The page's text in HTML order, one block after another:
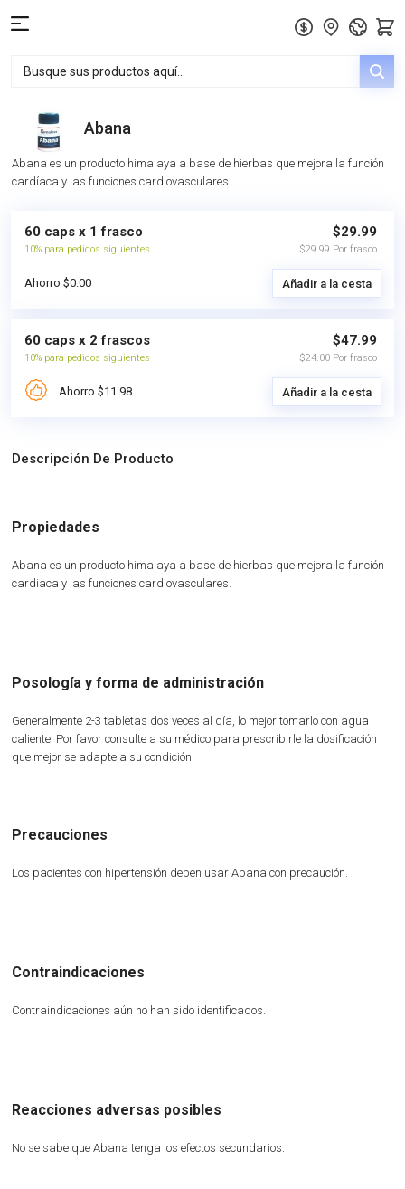
Abana
Abana es un producto himalaya a base de hierbas que mejora la función
cardíaca y las funciones cardiovasculares.
60 caps x 1 frasco
10% para pedidos siguientes
$29.99
$29.99 Por frasco
Ahorro $0.00 Añadir a la cesta
60 caps x 2 frascos
10% para pedidos siguientes
$47.99
$24.00 Por frasco
Ahorro $11.98 Añadir a la cesta
Descripción De Producto
Propiedades
Abana es un producto himalaya a base de hierbas que mejora la función
cardiaca y las funciones cardiovasculares.
Posología y forma de administración
Generalmente 2-3 tabletas dos veces al día, lo mejor tomarlo con agua
caliente. Por favor consulte a su médico para prescribirle la dosificación
que mejor se adapte a su condición.
Precauciones
Los pacientes con hipertensión deben usar Abana con precaución.
Contraindicaciones
Contraindicaciones aún no han sido identificados.
Reacciones adversas posibles
No se sabe que Abana tenga los efectos secundarios.